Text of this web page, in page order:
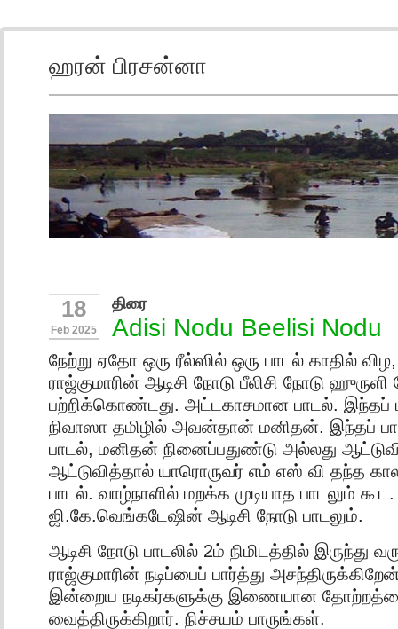
ஹரன் பிரசன்னா
18
Feb 2025
திரை
Adisi Nodu Beelisi Nodu
நேற்று ஏதோ ஒரு ரீல்ஸில் ஒரு பாடல் காதில்
ராஜ்குமாரின் ஆடிசி நோடு பீலிசி நோடு
பற்றிக்கொண்டது. அட்டகாசமான பாடல். இந்தப்
நிவாஸா தமிழில் அவன்தான் மனிதன். இந்தப்
பாடல், மனிதன் நினைப்பதுண்டு அல்லது
ஆட்டுவித்தால் யாரொருவர் எம் எஸ் வி தந்த
பாடல். வாழ்நாளில் மறக்க முடியாத பாடலும்
ஜி.கே.வெங்கடேஷின் ஆடிசி நோடு பாடலும்.
ஆடிசி நோடு பாடலில் 2ம் நிமிடத்தில் இருந்து
ராஜ்குமாரின் நடிப்பைப் பார்த்து
இன்றைய நடிகர்களுக்கு இணையான
வைத்திருக்கிறார். நிச்சயம் பாருங்கள்.